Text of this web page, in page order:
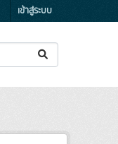
เข้าสู่ระบบ